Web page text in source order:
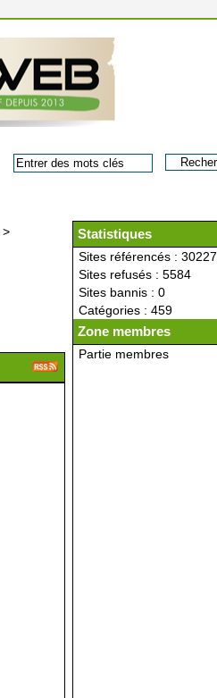
Statistiques
Sites référencés : 30227
Sites refusés : 5584
Sites bannis : 0
Catégories : 459
Zone membres
Partie membres
>